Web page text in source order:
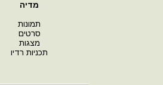
מדיה
תמונות
סרטים
מצגות
תכניות רדיו